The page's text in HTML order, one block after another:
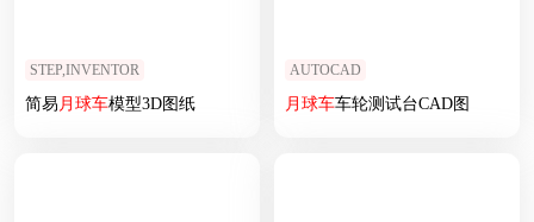
STEP,INVENTOR
简易 月球车模型3D图纸
AUTOCAD
月球车车轮测试台CAD图